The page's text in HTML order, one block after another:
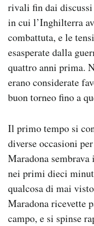
rivali fin dai
in cui l’Inghilterra
combattuta, e le
esasperate dalla
quattro anni prima.
erano considerate
buon torneo fino a
Il primo tempo si
diverse occasioni
Maradona
nei primi dieci
qualcosa di mai
Maradona ricevette
campo, e si spinse